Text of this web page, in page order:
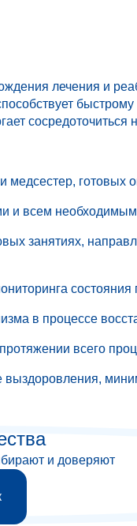
лечения и
сосредоточиться
медсестер, готовых
и всем
занятиях,
в процессе
всего
и доверяют